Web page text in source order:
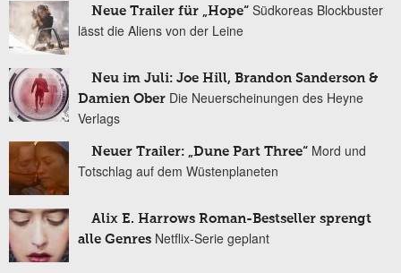
Neue Trailer für „Hope“ Südkoreas Blockbuster
lässt die Aliens von der Leine
Neu im Juli: Joe Hill, Brandon Sanderson &
Damien Ober Die Neuerscheinungen des Heyne
Verlags
Neuer Trailer: „Dune Part Three“ Mord und
Totschlag auf dem Wüstenplaneten
Alix E. Harrows Roman-Bestseller sprengt
alle Genres Netflix-Serie geplant